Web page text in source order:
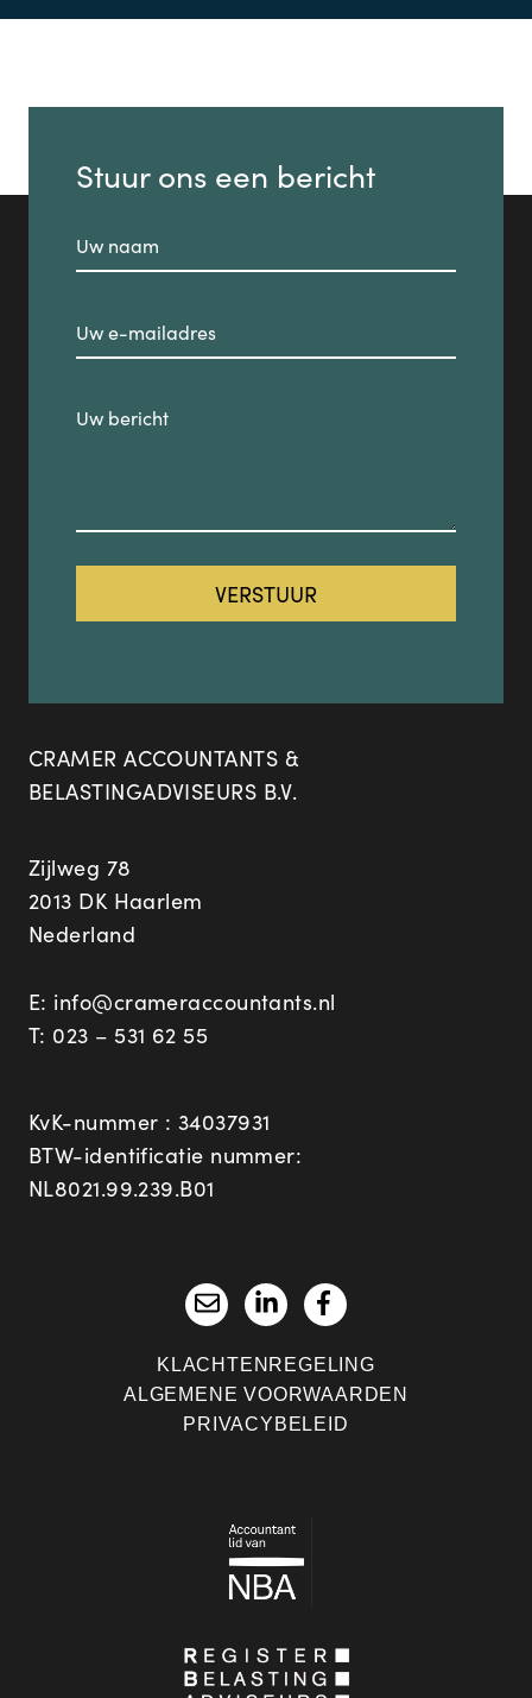
Stuur ons een bericht
CRAMER ACCOUNTANTS &
BELASTINGADVISEURS B.V.
Zijlweg 78
2013 DK Haarlem
Nederland
E: info@crameraccountants.nl
T: 023 – 531 62 55
KvK-nummer : 34037931
BTW-identificatie nummer:
NL8021.99.239.B01
KLACHTENREGELING
ALGEMENE VOORWAARDEN
PRIVACYBELEID